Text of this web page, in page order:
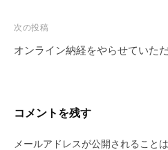
o
o
k
ビ
ゲ
次の投稿
オンライン納経をやらせていた
コメントを残す
メールアドレスが公開されること